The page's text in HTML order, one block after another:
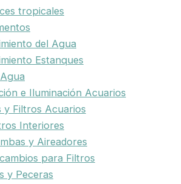
tropicales
del Agua
Estanques
e Iluminación Acuarios
y Filtros Acuarios
Interiores
y Aireadores
para Filtros
y Peceras